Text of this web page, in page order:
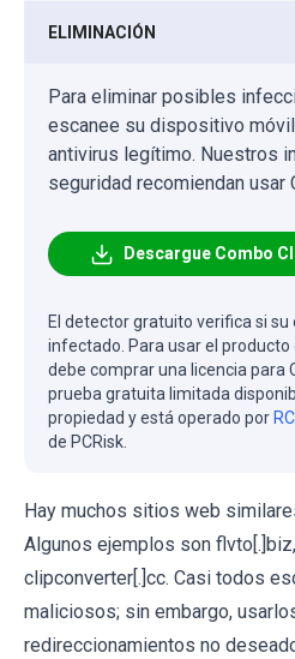
ELIMINACIÓN
Para eliminar posibles
escanee su dispositivo
antivirus legítimo. Nuestros
seguridad recomiendan usar
Descargue Combo
El detector gratuito verifica si
infectado. Para usar el
debe comprar una licencia para
prueba gratuita limitada
propiedad y está operado por
de PCRisk.
Hay muchos sitios web
Algunos ejemplos son flvto[.]biz,
clipconverter[.]cc. Casi todos
maliciosos; sin embargo,
redireccionamientos no